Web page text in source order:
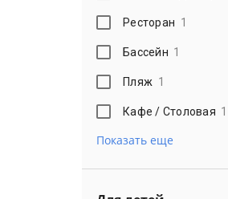
Ресторан 1
Бассейн 1
Пляж 1
Кафе / Столовая 1
Показать еще